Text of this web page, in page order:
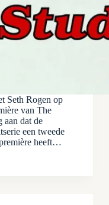
Seth Rogen op
van The
aan dat de
een tweede
heeft…